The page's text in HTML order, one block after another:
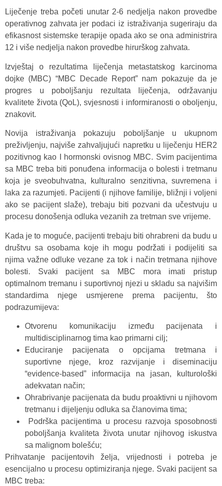
Liječenje treba početi unutar 2-6 nedjelja nakon provedbe
operativnog zahvata jer podaci iz istraživanja sugeriraju da
efikasnost sistemske terapije opada ako se ona administrira
12 i više nedjelja nakon provedbe hirurškog zahvata.
Izvještaj o rezultatima liječenja metastatskog karcinoma
dojke (MBC) “MBC Decade Report” nam pokazuje da je
progres u poboljšanju rezultata liječenja, održavanju
kvalitete života (QoL), svjesnosti i informiranosti o oboljenju,
znakovit.
Novija istraživanja pokazuju poboljšanje u ukupnom
preživljenju, najviše zahvaljujući napretku u liječenju HER2
pozitivnog kao I hormonski ovisnog MBC. Svim pacijentima
sa MBC treba biti ponuđena informacija o bolesti i tretmanu
koja je sveobuhvatna, kulturalno senzitivna, suvremena i
laka za razumjeti. Pacijenti (i njihove familije, bližnji i voljeni
ako se pacijent slaže), trebaju biti pozvani da učestvuju u
procesu donošenja odluka vezanih za tretman sve vrijeme.
Kada je to moguće, pacijenti trebaju biti ohrabreni da budu u
društvu sa osobama koje ih mogu podržati i podijeliti sa
njima važne odluke vezane za tok i način tretmana njihove
bolesti. Svaki pacijent sa MBC mora imati pristup
optimalnom tremanu i suportivnoj njezi u skladu sa najvišim
standardima njege usmjerene prema pacijentu, što
podrazumijeva:
Otvorenu komunikaciju između pacijenata i
multidisciplinarnog tima kao primarni cilj;
Educiranje pacijenata o opcijama tretmana i
suportivne njege, kroz razvijanje i diseminaciju
“evidence-based” informacija na jasan, kulturološki
adekvatan način;
Ohrabrivanje pacijenata da budu proaktivni u njihovom
tretmanu i dijeljenju odluka sa članovima tima;
Podrška pacijentima u procesu razvoja sposobnosti
poboljšanja kvaliteta života unutar njihovog iskustva
sa malignom bolešću;
Prihvatanje pacijentovih želja, vrijednosti i potreba je
esencijalno u procesu optimiziranja njege. Svaki pacijent sa
MBC treba: